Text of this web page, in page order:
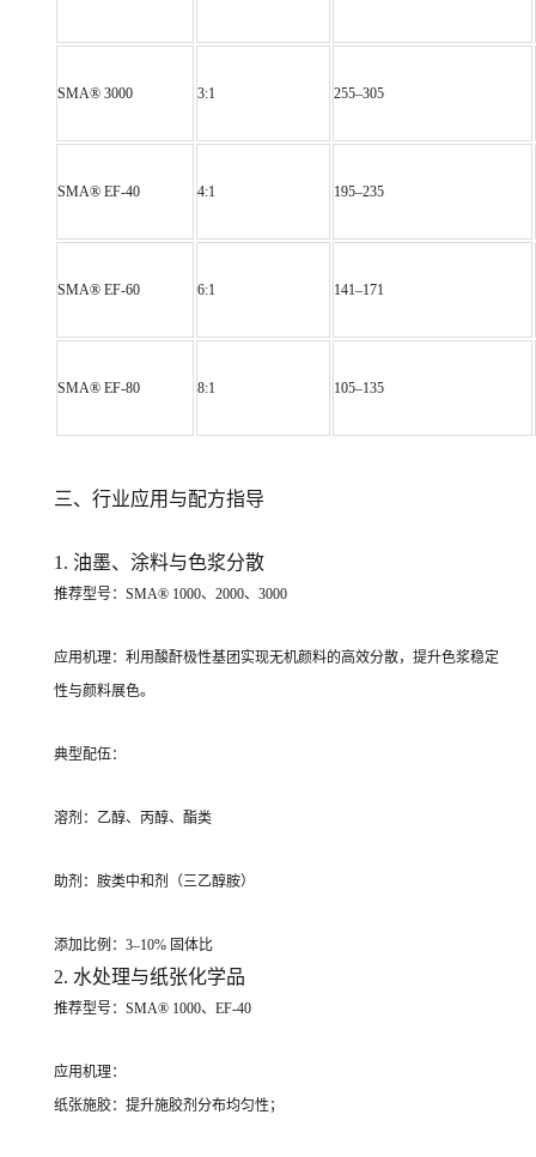
SMA® 3000 3:1 255–305
SMA® EF-40 4:1 195–235
SMA® EF-60 6:1 141–171
SMA® EF-80 8:1 105–135
三、行业应用与配方指导
1. 油墨、涂料与色浆分散
推荐型号：SMA® 1000、2000、3000
应用机理：利用酸酐极性基团实现无机颜料的高效分散，提升色浆稳定
性与颜料展色。
典型配伍：
溶剂：乙醇、丙醇、酯类
助剂：胺类中和剂（三乙醇胺）
添加比例：3–10% 固体比
2. 水处理与纸张化学品
推荐型号：SMA® 1000、EF-40
应用机理：
纸张施胶：提升施胶剂分布均匀性；